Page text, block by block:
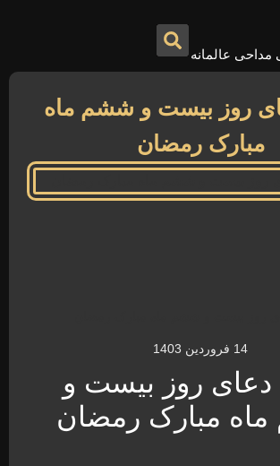
مداحی عالمانه
روز بیست و ششم ماه
مبارک رمضان
14 فروردین 1403
روز بیست و
مبارک رمضان